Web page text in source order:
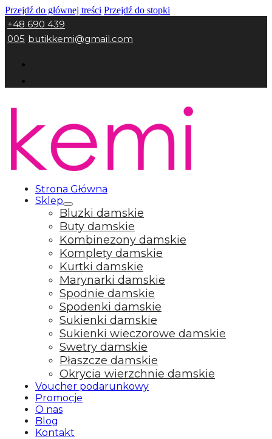
Przejdź do głównej treści Przejdź do stopki
+48 690 439
005 butikkemi@gmail.com
Strona Główna
Sklep
Bluzki damskie
Buty damskie
Kombinezony damskie
Komplety damskie
Kurtki damskie
Marynarki damskie
Spodnie damskie
Spodenki damskie
Sukienki damskie
Sukienki wieczorowe damskie
Swetry damskie
Płaszcze damskie
Okrycia wierzchnie damskie
Voucher podarunkowy
Promocje
O nas
Blog
Kontakt